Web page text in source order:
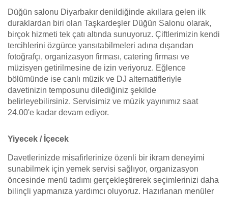
Düğün salonu Diyarbakır denildiğinde akıllara gelen ilk
duraklardan biri olan Taşkardeşler Düğün Salonu olarak,
birçok hizmeti tek çatı altında sunuyoruz. Çiftlerimizin kendi
tercihlerini özgürce yansıtabilmeleri adına dışarıdan
fotoğrafçı, organizasyon firması, catering firması ve
müzisyen getirilmesine de izin veriyoruz. Eğlence
bölümünde ise canlı müzik ve DJ alternatifleriyle
davetinizin temposunu dilediğiniz şekilde
belirleyebilirsiniz. Servisimiz ve müzik yayınımız saat
24.00'e kadar devam ediyor.
Yiyecek / İçecek
Davetlerinizde misafirlerinize özenli bir ikram deneyimi
sunabilmek için yemek servisi sağlıyor, organizasyon
öncesinde menü tadımı gerçekleştirerek seçimlerinizi daha
bilinçli yapmanıza yardımcı oluyoruz. Hazırlanan menüler